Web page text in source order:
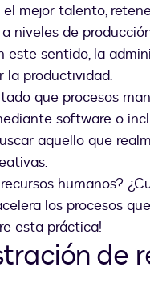
mejor talento,
niveles de
sentido, la
la productividad.
que procesos
software o
aquello que
humanos?
los procesos
esta práctica!
de